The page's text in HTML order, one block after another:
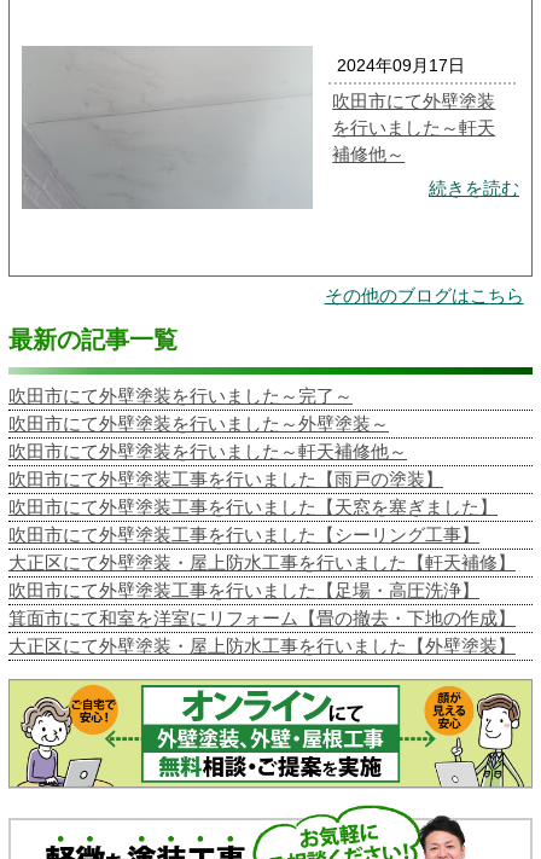
2024年09月17日
吹田市にて外壁塗装
を行いました～軒天
補修他～
続きを読む
その他のブログはこちら
最新の記事一覧
吹田市にて外壁塗装を行いました～完了～
吹田市にて外壁塗装を行いました～外壁塗装～
吹田市にて外壁塗装を行いました～軒天補修他～
吹田市にて外壁塗装工事を行いました【雨戸の塗装】
吹田市にて外壁塗装工事を行いました【天窓を塞ぎました】
吹田市にて外壁塗装工事を行いました【シーリング工事】
大正区にて外壁塗装・屋上防水工事を行いました【軒天補修】
吹田市にて外壁塗装工事を行いました【足場・高圧洗浄】
箕面市にて和室を洋室にリフォーム【畳の撤去・下地の作成】
大正区にて外壁塗装・屋上防水工事を行いました【外壁塗装】